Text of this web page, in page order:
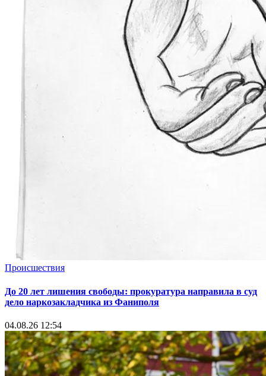
Происшествия
До 20 лет лишения свободы: прокуратура направила в суд
дело наркозакладчика из Фаниполя
04.08.26 12:54